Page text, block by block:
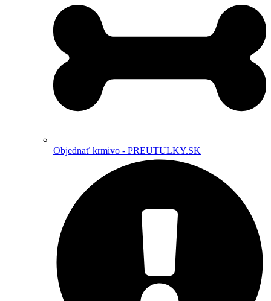
Objednať krmivo - PREUTULKY.SK